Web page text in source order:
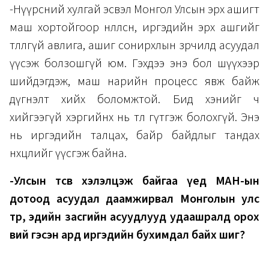
-Нүүрсний хулгай эсвэл Монгол Улсын эрх ашигт
маш хортойгоор нөлөөлсөн, иргэдийн эрх ашгийг
төлөөлөөгүй авлига, ашиг сонирхлын зөрчилд асуудал
үүсэж болзошгүй юм. Гэхдээ энэ бол шүүхээр
шийдэгдэж, маш нарийн процесс явж байж
дүгнэлт хийх боломжтой. Бид хэнийг ч
хийгээгүй хэргийнх нь төлөө гүтгэж болохгүй. Энэ
нь иргэдийн талцах, байр байдлыг тандах
нөхцөлийг үүсгэж байна.
-Улсын төсөв хэлэлцэж байгаа үед МАН-ын
дотоод асуудал даамжирвал Монголын улс
төр, эдийн засгийн асуудлууд удаашралд орох
вий гэсэн ард иргэдийн бухимдал байх шиг?